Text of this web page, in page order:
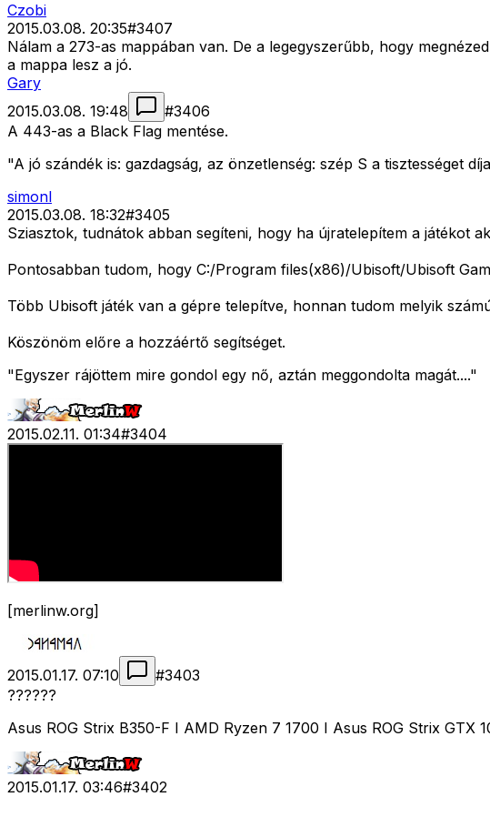
Czobi
2015.03.08. 20:35#3407
Nálam a 273-as mappában van. De a legegyszerűbb, hogy
a mappa lesz a jó.
Gary
2015.03.08. 19:48
#3406
A 443-as a Black Flag mentése.
"A jó szándék is: gazdagság, az önzetlenség: szép S a tisztességet
simonl
2015.03.08. 18:32#3405
Sziasztok, tudnátok abban segíteni, hogy ha újratelepítem a játékot
Pontosabban tudom, hogy C:/Program files(x86)/Ubisoft/Ubisoft
Több Ubisoft játék van a gépre telepítve, honnan tudom melyik
Köszönöm előre a hozzáértő segítséget.
"Egyszer rájöttem mire gondol egy nő, aztán meggondolta magát...."
2015.02.11. 01:34#3404
[merlinw.org]
2015.01.17. 07:10 #3403
??????
Asus ROG Strix B350-F I AMD Ryzen 7 1700 I Asus ROG Strix
2015.01.17. 03:46#3402